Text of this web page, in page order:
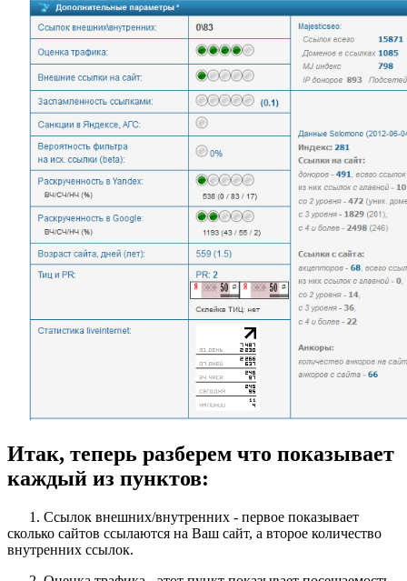
Итак, теперь разберем что показывает
каждый из пунктов:
1. Ссылок внешних/внутренних - первое показывает
сколько сайтов ссылаются на Ваш сайт, а второе количество
внутренних ссылок.